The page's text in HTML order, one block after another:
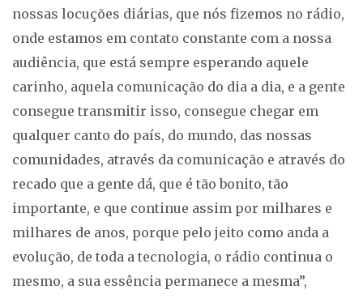
nossas locuções diárias, que nós fizemos no rádio,
onde estamos em contato constante com a nossa
audiência, que está sempre esperando aquele
carinho, aquela comunicação do dia a dia, e a gente
consegue transmitir isso, consegue chegar em
qualquer canto do país, do mundo, das nossas
comunidades, através da comunicação e através do
recado que a gente dá, que é tão bonito, tão
importante, e que continue assim por milhares e
milhares de anos, porque pelo jeito como anda a
evolução, de toda a tecnologia, o rádio continua o
mesmo, a sua essência permanece a mesma”,